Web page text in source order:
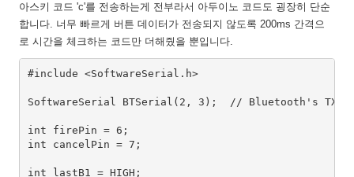
아스키 코드 'c'를 전송하는게 전부라서 아두이노 코드도 굉장히 단순
합니다. 너무 빠르게 버튼 데이터가 전송되지 않도록 200ms 간격으
로 시간을 체크하는 코드만 더해줬을 뿐입니다.
#include <SoftwareSerial.h>
SoftwareSerial BTSerial(2, 3);  // Bluetooth's TX,
int firePin = 6;
int cancelPin = 7;
int lastB1 = HIGH;